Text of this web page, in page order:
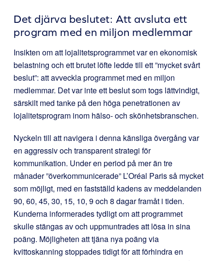
Det djärva beslutet: Att avsluta ett
program med en miljon medlemmar
Insikten om att lojalitetsprogrammet var en ekonomisk
belastning och ett brutet löfte ledde till ett ”mycket svårt
beslut”: att avveckla programmet med en miljon
medlemmar. Det var inte ett beslut som togs lättvindigt,
särskilt med tanke på den höga penetrationen av
lojalitetsprogram inom hälso- och skönhetsbranschen.
Nyckeln till att navigera i denna känsliga övergång var
en aggressiv och transparent strategi för
kommunikation. Under en period på mer än tre
månader ”överkommunicerade” L’Oréal Paris så mycket
som möjligt, med en fastställd kadens av meddelanden
90, 60, 45, 30, 15, 10, 9 och 8 dagar framåt i tiden.
Kunderna informerades tydligt om att programmet
skulle stängas av och uppmuntrades att lösa in sina
poäng. Möjligheten att tjäna nya poäng via
kvittoskanning stoppades tidigt för att förhindra en